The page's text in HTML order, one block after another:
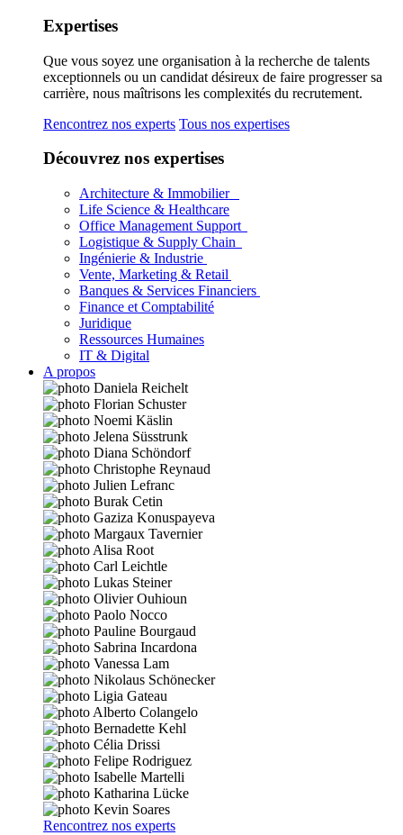
Expertises
Que vous soyez une organisation à la recherche de talents
exceptionnels ou un candidat désireux de faire progresser sa
carrière, nous maîtrisons les complexités du recrutement.
Rencontrez nos experts Tous nos expertises
Découvrez nos expertises
Architecture & Immobilier
Life Science & Healthcare
Office Management Support
Logistique & Supply Chain
Ingénierie & Industrie
Vente, Marketing & Retail
Banques & Services Financiers
Finance et Comptabilité
Juridique
Ressources Humaines
IT & Digital
A propos
Rencontrez nos experts